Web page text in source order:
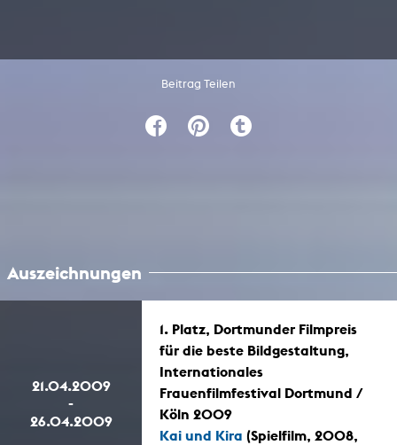
Beitrag Teilen
Auszeichnungen
21.04.2009
-
26.04.2009
1. Platz, Dortmunder Filmpreis
für die beste Bildgestaltung,
Internationales
Frauenfilmfestival Dortmund /
Köln 2009
Kai und Kira (Spielfilm, 2008,